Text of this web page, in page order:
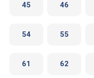
45 46
54 55
61 62